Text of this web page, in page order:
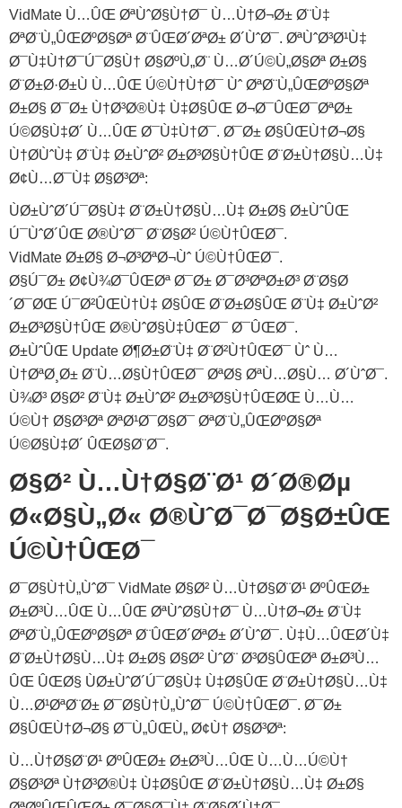
VidMate Ù…ÛŒ ØªÙˆØ§Ù†Ø¯ Ù…Ù†Ø¬Ø± Ø¨Ù‡
ØªØ¨Ù„ÛŒØºØ§Øª Ø¨ÛŒØ´ØªØ± Ø´ÙˆØ¯. ØªÙˆØ³Ø¹Ù‡
Ø¯Ù‡Ù†Ø¯Ú¯Ø§Ù† Ø§ØºÙ„Ø¨ Ù…Ø´Ú©Ù„Ø§Øª Ø±Ø§
Ø¨Ø±Ø·Ø±Ù Ù…ÛŒ Ú©Ù†Ù†Ø¯ Ùˆ ØªØ¨Ù„ÛŒØºØ§Øª
Ø±Ø§ Ø¯Ø± Ù†Ø³Ø®Ù‡ Ù‡Ø§ÛŒ Ø¬Ø¯ÛŒØ¯ØªØ±
Ú©Ø§Ù‡Ø´ Ù…ÛŒ Ø¯Ù‡Ù†Ø¯. Ø¯Ø± Ø§ÛŒÙ†Ø¬Ø§
Ù†Ø­ÙˆÙ‡ Ø¨Ù‡ Ø±ÙˆØ² Ø±Ø³Ø§Ù†ÛŒ Ø¨Ø±Ù†Ø§Ù…Ù‡
Ø¢Ù…Ø¯Ù‡ Ø§Ø³Øª:
ÙØ±ÙˆØ´Ú¯Ø§Ù‡ Ø¨Ø±Ù†Ø§Ù…Ù‡ Ø±Ø§ Ø±ÙˆÛŒ
Ú¯ÙˆØ´ÛŒ Ø®ÙˆØ¯ Ø¨Ø§Ø² Ú©Ù†ÛŒØ¯.
VidMate Ø±Ø§ Ø¬Ø³ØªØ¬Ùˆ Ú©Ù†ÛŒØ¯.
Ø§Ú¯Ø± Ø¢Ù¾Ø¯ÛŒØª Ø¯Ø± Ø¯Ø³ØªØ±Ø³ Ø¨Ø§Ø
´Ø¯ØŒ Ú¯Ø²ÛŒÙ†Ù‡ Ø§ÛŒ Ø¨Ø±Ø§ÛŒ Ø¨Ù‡ Ø±ÙˆØ²
Ø±Ø³Ø§Ù†ÛŒ Ø®ÙˆØ§Ù‡ÛŒØ¯ Ø¯ÛŒØ¯.
Ø±ÙˆÛŒ Update Ø¶Ø±Ø¨Ù‡ Ø¨Ø²Ù†ÛŒØ¯ Ùˆ Ù…
Ù†ØªØ¸Ø± Ø¨Ù…Ø§Ù†ÛŒØ¯ ØªØ§ ØªÙ…Ø§Ù… Ø´ÙˆØ¯.
Ù¾Ø³ Ø§Ø² Ø¨Ù‡ Ø±ÙˆØ² Ø±Ø³Ø§Ù†ÛŒØŒ Ù…Ù…
Ú©Ù† Ø§Ø³Øª ØªØ¹Ø¯Ø§Ø¯ ØªØ¨Ù„ÛŒØºØ§Øª
Ú©Ø§Ù‡Ø´ ÛŒØ§Ø¨Ø¯.
Ø§Ø² Ù…Ù†Ø§Ø¨Ø¹ Ø´Ø®Øµ
Ø«Ø§Ù„Ø« Ø®ÙˆØ¯Ø¯Ø§Ø±ÛŒ
Ú©Ù†ÛŒØ¯
Ø¯Ø§Ù†Ù„ÙˆØ¯ VidMate Ø§Ø² Ù…Ù†Ø§Ø¨Ø¹ ØºÛŒØ±
Ø±Ø³Ù…ÛŒ Ù…ÛŒ ØªÙˆØ§Ù†Ø¯ Ù…Ù†Ø¬Ø± Ø¨Ù‡
ØªØ¨Ù„ÛŒØºØ§Øª Ø¨ÛŒØ´ØªØ± Ø´ÙˆØ¯. Ù‡Ù…ÛŒØ´Ù‡
Ø¨Ø±Ù†Ø§Ù…Ù‡ Ø±Ø§ Ø§Ø² ÙˆØ¨ Ø³Ø§ÛŒØª Ø±Ø³Ù…
ÛŒ ÛŒØ§ ÙØ±ÙˆØ´Ú¯Ø§Ù‡ Ù‡Ø§ÛŒ Ø¨Ø±Ù†Ø§Ù…Ù‡
Ù…Ø¹ØªØ¨Ø± Ø¯Ø§Ù†Ù„ÙˆØ¯ Ú©Ù†ÛŒØ¯. Ø¯Ø±
Ø§ÛŒÙ†Ø¬Ø§ Ø¯Ù„ÛŒÙ„ Ø¢Ù† Ø§Ø³Øª:
Ù…Ù†Ø§Ø¨Ø¹ ØºÛŒØ± Ø±Ø³Ù…ÛŒ Ù…Ù…Ú©Ù†
Ø§Ø³Øª Ù†Ø³Ø®Ù‡ Ù‡Ø§ÛŒ Ø¨Ø±Ù†Ø§Ù…Ù‡ Ø±Ø§